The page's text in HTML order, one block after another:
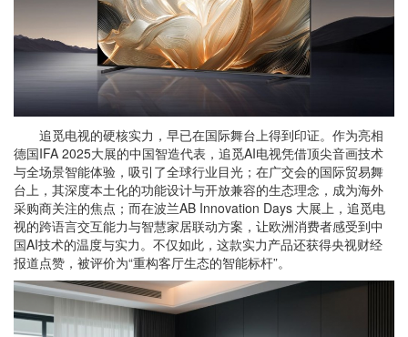
追觅电视的硬核实力，早已在国际舞台上得到印证。作为亮相
德国IFA 2025大展的中国智造代表，追觅AI电视凭借顶尖音画技术
与全场景智能体验，吸引了全球行业目光；在广交会的国际贸易舞
台上，其深度本土化的功能设计与开放兼容的生态理念，成为海外
采购商关注的焦点；而在波兰AB Innovation Days 大展上，追觅电
视的跨语言交互能力与智慧家居联动方案，让欧洲消费者感受到中
国AI技术的温度与实力。不仅如此，这款实力产品还获得央视财经
报道点赞，被评价为“重构客厅生态的智能标杆”。